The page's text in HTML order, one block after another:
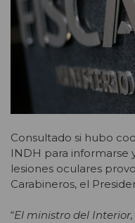
Consultado si hubo
INDH para informarse
lesiones oculares
Carabineros, el
“El ministro del